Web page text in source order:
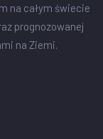
na całym świecie
prognozowanej
na Ziemi.